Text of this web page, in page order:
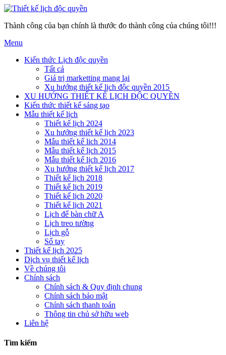
Thành công của bạn chính là thước đo thành công của chúng tôi!!!
Menu
Kiến thức Lịch độc quyền
Tất cả
Giá trị marketting mang lại
Xu hướng thiết kế lịch độc quyền 2015
XU HƯỚNG THIẾT KẾ LỊCH ĐỘC QUYỀN
Kiến thức thiết kế sáng tạo
Mẫu thiết kế lịch
Thiết kế lịch 2024
Xu hướng thiết kế lịch 2023
Mẫu thiết kế lich 2014
Mẫu thiết kế lịch 2015
Mẫu thiết kế lịch 2016
Xu hướng thiết kế lịch 2017
Thiết kế lịch 2018
Thiết kế lịch 2019
Thiết kế lịch 2020
Thiết kế lịch 2021
Lịch để bàn chữ A
Lịch treo tường
Lịch gỗ
Sổ tay
Thiết kế lịch 2025
Dịch vụ thiết kế lịch
Về chúng tôi
Chính sách
Chính sách & Quy định chung
Chính sách bảo mật
Chính sách thanh toán
Thông tin chủ sở hữu web
Liên hệ
Tìm kiếm